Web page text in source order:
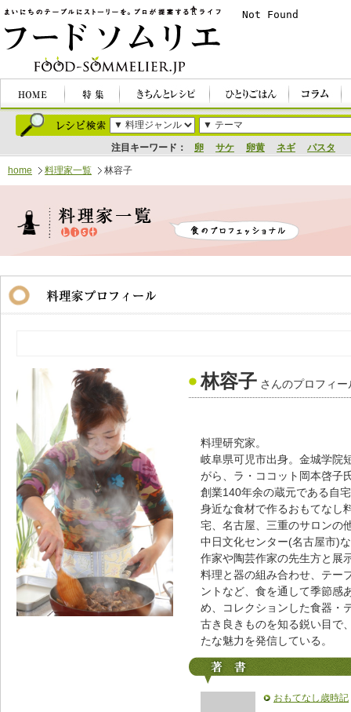
注目キーワード： 卵 サケ 卵黄 ネギ パスタ
home 料理家一覧 林容子
林容子 さんのプロフィー
料理研究家。
岐阜県可児市出身。金城学院
がら、ラ・ココット岡本啓子
創業140年余の蔵元である自
身近な食材で作るおもてなし
宅、名古屋、三重のサロンの
中日文化センター(名古屋市)
作家や陶芸作家の先生方と展
料理と器の組み合わせ、テー
ントなど、食を通して季節感
め、コレクションした食器・
古き良きものを知る鋭い目で
たな魅力を発信している。
おもてなし歳時記